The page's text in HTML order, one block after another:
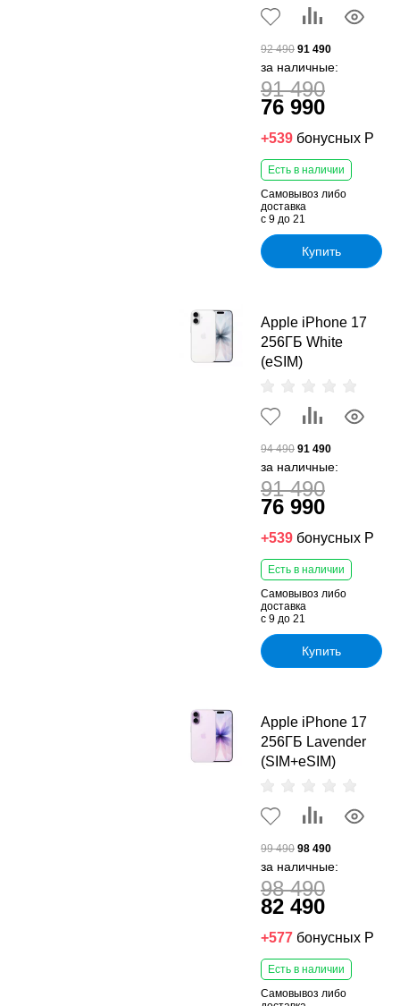
92 490 91 490
за наличные:
91 490
76 990
+539 бонусных Р
Есть в наличии
Самовывоз либо
доставка
с 9 до 21
Купить
Apple iPhone 17
256ГБ White
(eSIM)
94 490 91 490
за наличные:
91 490
76 990
+539 бонусных Р
Есть в наличии
Самовывоз либо
доставка
с 9 до 21
Купить
Apple iPhone 17
256ГБ Lavender
(SIM+eSIM)
99 490 98 490
за наличные:
98 490
82 490
+577 бонусных Р
Есть в наличии
Самовывоз либо